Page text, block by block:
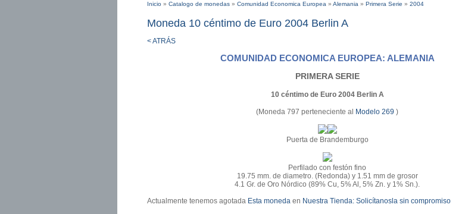
Inicio » Catalogo de monedas » Comunidad Economica Europea » Alemania » Primera Serie » 2004
Moneda 10 céntimo de Euro 2004 Berlin A
< ATRÁS
COMUNIDAD ECONOMICA EUROPEA: ALEMANIA
PRIMERA SERIE
10 céntimo de Euro 2004 Berlin A
(Moneda 797 perteneciente al Modelo 269 )
Puerta de Brandemburgo
Perfilado con festón fino
19.75 mm. de diametro. (Redonda) y 1.51 mm de grosor
4.1 Gr. de Oro Nórdico (89% Cu, 5% Al, 5% Zn. y 1% Sn.).
Actualmente tenemos agotada Esta moneda en Nuestra Tienda: Solicítanosla sin compromiso